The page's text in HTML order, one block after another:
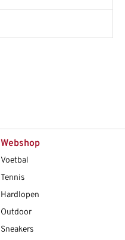
Webshop
Voetbal
Tennis
Hardlopen
Outdoor
Sneakers